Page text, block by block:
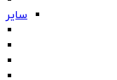
سایر